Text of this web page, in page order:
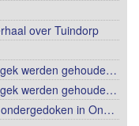
over Tuindorp
werden gehoude…
werden gehoude…
in On…